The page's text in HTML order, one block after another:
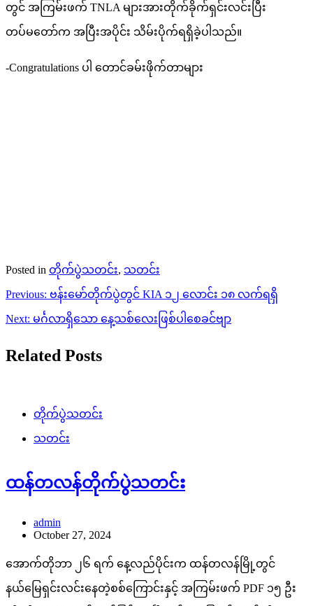
တွင် အကြမ်းဖက် TNLA များအားတိုက်ခိုက်ရှင်းလင်းပြီး
တပ်မတော်က အပြီးအပိုင်း သိမ်းပိုက်ရရှိခဲ့ပါသည်။
-Congratulations ပါ တောင်ခမ်းဖိုက်တာများ
Posted in တိုက်ပွဲသတင်း, သတင်း
Post
navigation
Previous: ဗန်းမော်တိုက်ပွဲတွင် KIA ၁၂ လောင်း ၁၈ လက်ရရှိ
Next: မင်္ဂလာရှိသော နေ့သစ်လေးဖြစ်ပါစေခင်ဗျာ
Related Posts
တိုက်ပွဲသတင်း
သတင်း
ထန်တလန်တိုက်ပွဲသတင်း
admin
October 27, 2024
အောက်တိုဘာ ၂၆ ရက် နေ့လည်ပိုင်းက ထန်တလန်မြို့တွင်
နယ်မြေရှင်းလင်းနေတဲ့စစ်ကြောင်းနှင့် အကြမ်းဖက် PDF ၁၅ ဦး